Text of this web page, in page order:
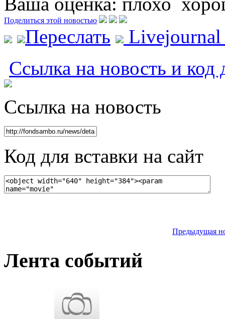
Поделиться этой новостью
Переслать
Ссылка на новость и код
Ссылка на новость
Код для вставки на сайт
Предыдущая
Лента событий